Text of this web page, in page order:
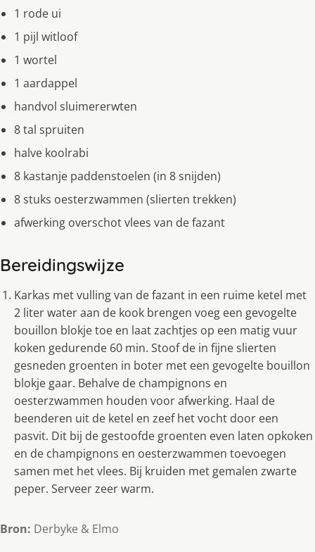
1 rode ui
1 pijl witloof
1 wortel
1 aardappel
handvol sluimererwten
8 tal spruiten
halve koolrabi
8 kastanje paddenstoelen (in 8 snijden)
8 stuks oesterzwammen (slierten trekken)
afwerking overschot vlees van de fazant
Bereidingswijze
Karkas met vulling van de fazant in een ruime ketel met
2 liter water aan de kook brengen voeg een gevogelte
bouillon blokje toe en laat zachtjes op een matig vuur
koken gedurende 60 min. Stoof de in fijne slierten
gesneden groenten in boter met een gevogelte bouillon
blokje gaar. Behalve de champignons en
oesterzwammen houden voor afwerking. Haal de
beenderen uit de ketel en zeef het vocht door een
pasvit. Dit bij de gestoofde groenten even laten opkoken
en de champignons en oesterzwammen toevoegen
samen met het vlees. Bij kruiden met gemalen zwarte
peper. Serveer zeer warm.
Bron: Derbyke & Elmo